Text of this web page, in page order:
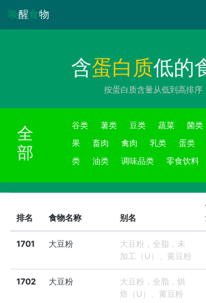
唤醒食物
含蛋白质低的
按蛋白质含量从低到高排序
全
部
谷类 薯类 豆类 蔬菜 菌类
果
畜肉 禽肉 乳类 蛋类
类
油类 调味品类 零食饮料
排名 食物名称 别名
1701 大豆粉
大豆粉，全脂，未
加工（U）、黄豆粉
1702 大豆粉
大豆粉，全脂，烘
焙（U）、黄豆粉